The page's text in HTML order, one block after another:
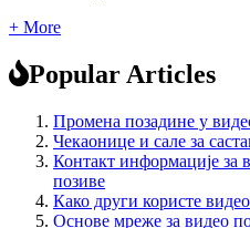
+ More
Popular Articles
Промена позадине у
Чекаонице и сале за
Контакт информације за
позиве
Како други користе
Основе мреже за видео